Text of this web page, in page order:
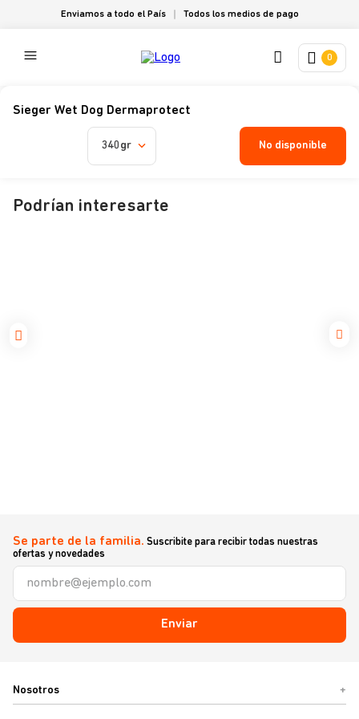
Enviamos a todo el País Todos los medios de pago
0
Sieger Wet Dog Dermaprotect
340gr No disponible
Podrían interesarte
Se parte de la familia. Suscribite para recibir todas nuestras
ofertas y novedades
Enviar
Nosotros +